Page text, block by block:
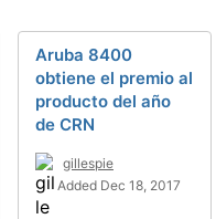
Aruba 8400
obtiene el premio al
producto del año
de CRN
gillespie
Added Dec 18, 2017